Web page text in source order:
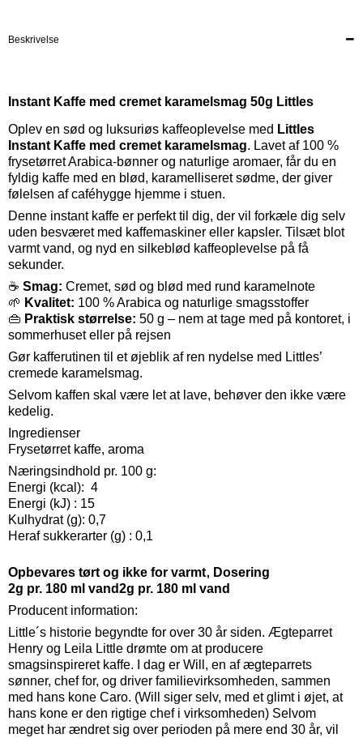
Beskrivelse
Instant Kaffe med cremet karamelsmag 50g Littles
Oplev en sød og luksuriøs kaffeoplevelse med Littles
Instant Kaffe med cremet karamelsmag. Lavet af 100 %
frysetørret Arabica-bønner og naturlige aromaer, får du en
fyldig kaffe med en blød, karamelliseret sødme, der giver
følelsen af caféhygge hjemme i stuen.
Denne instant kaffe er perfekt til dig, der vil forkæle dig selv
uden besværet med kaffemaskiner eller kapsler. Tilsæt blot
varmt vand, og nyd en silkeblød kaffeoplevelse på få
sekunder.
☕ Smag: Cremet, sød og blød med rund karamelnote
🌱 Kvalitet: 100 % Arabica og naturlige smagsstoffer
👜 Praktisk størrelse: 50 g – nem at tage med på kontoret, i
sommerhuset eller på rejsen
Gør kafferutinen til et øjeblik af ren nydelse med Littles’
cremede karamelsmag.
Selvom kaffen skal være let at lave, behøver den ikke være
kedelig.
Ingredienser
Frysetørret kaffe, aroma
Næringsindhold pr. 100 g:
Energi (kcal): 4
Energi (kJ) : 15
Kulhydrat (g): 0,7
Heraf sukkerarter (g) : 0,1
Opbevares tørt og ikke for varmt
Dosering
2g pr. 180 ml vand2g pr. 180 ml vand
Producent information:
Little´s historie begyndte for over 30 år siden. Ægteparret
Henry og Leila Little drømte om at producere
smagsinspireret kaffe. I dag er Will, en af ægteparrets
sønner, chef for, og driver familievirksomheden, sammen
med hans kone Caro. (Will siger selv, med et glimt i øjet, at
hans kone er den rigtige chef i virksomheden) Selvom
meget har ændret sig over perioden på mere end 30 år, vil